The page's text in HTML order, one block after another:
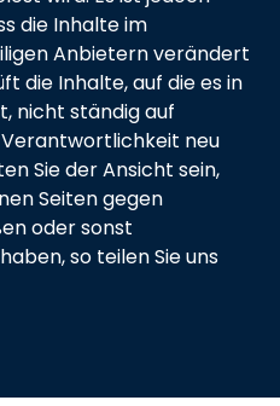
die Inhalte im
Anbietern verändert
die Inhalte, auf die es in
nicht ständig auf
neu
Sie der Ansicht sein,
Seiten gegen
oder sonst
so teilen Sie uns